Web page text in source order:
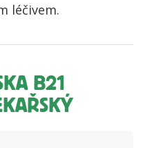
léčivem.
B21